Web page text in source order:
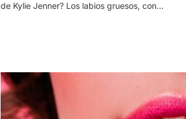
de Kylie Jenner? Los labios gruesos, con…